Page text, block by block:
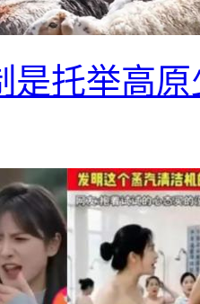
是托举高